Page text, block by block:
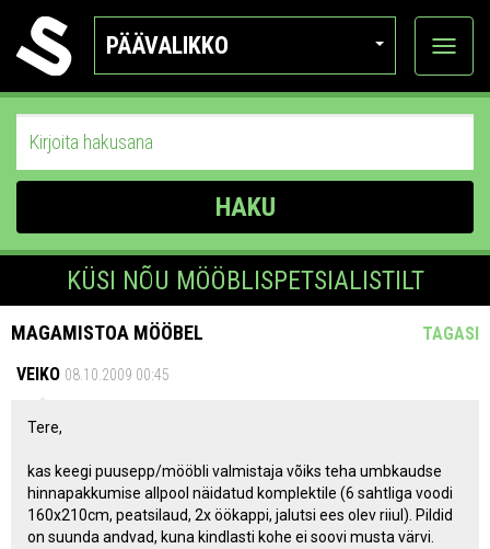
PÄÄVALIKKO
Näytä
HAKU
KÜSI NÕU MÖÖBLISPETSIALISTILT
MAGAMISTOA MÖÖBEL
TAGASI
VEIKO 08.10.2009 00:45
Tere,
kas keegi puusepp/mööbli valmistaja võiks teha umbkaudse
hinnapakkumise allpool näidatud komplektile (6 sahtliga voodi
160x210cm, peatsilaud, 2x öökappi, jalutsi ees olev riiul). Pildid
on suunda andvad, kuna kindlasti kohe ei soovi musta värvi.